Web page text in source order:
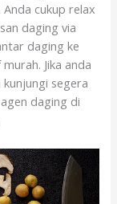
cukup relax
daging via
daging ke
Jika anda
segera
daging di